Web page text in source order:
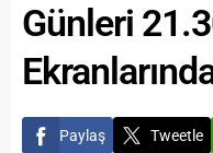
Günleri
Paylaş Tweetle